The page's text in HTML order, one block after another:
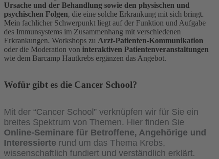
Ursache und der Behandlung sowie den physischen und
psychischen Folgen, die eine solche Erkrankung mit sich bringt.
Mein fachlicher Schwerpunkt liegt auf der Funktion und Aufgabe
des Immunsystems im Zusammenhang mit verschiedenen
Erkrankungen. Workshops zu Arzt-Patienten-Kommunikation
oder die Moderation von interaktiven Patientenveranstaltungen
wie dem Barcamp Hautkrebs ergänzen das Angebot.
Wofür gibt es die Cancer School?
Mit der “Cancer School” verknüpfen wir für Sie ein
breites Spektrum von Themen. Hier finden Sie
Online-Seminare für Betroffene, Angehörige und
Interessierte rund um das Thema Krebs,
wissenschaftlich fundiert und verständlich erklärt.